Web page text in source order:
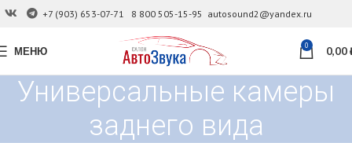
+7 (903) 653-07-71 8 800 505-15-95 autosound2@yandex.ru
МЕНЮ 0 0,00
Универсальные камеры
заднего вида